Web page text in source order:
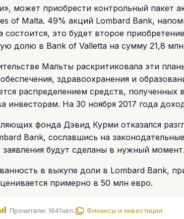
может приобрести контрольный пакет
of Malta. 49% акций Lombard Bank,
состоится, это будет второе
долю в Bank of Valletta на сумму 21,8
Мальты раскритиковала эти
здравоохранения и
распределением средств,
инвесторам. На 30 ноября 2017 года
фонда Дэвид Курми отказался
Bank, сославшись на
будут сделаны в нужный момент.
в выкупе доли в Lombard Bank,
примерно в 50 млн евро.
Прочитали: 1641чел. Финансы и инвестиции